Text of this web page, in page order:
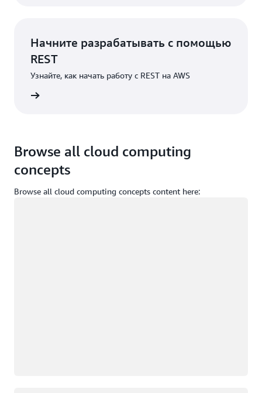
Начните разрабатывать с помощью
REST
Узнайте, как начать работу с REST на AWS
Browse all cloud computing
concepts
Browse all cloud computing concepts content here: